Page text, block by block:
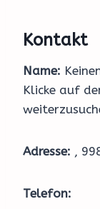
Kontakt
Name:
Klicke auf
Adresse: ,
Telefon: